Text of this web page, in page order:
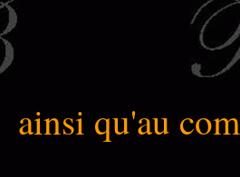
ainsi qu'au